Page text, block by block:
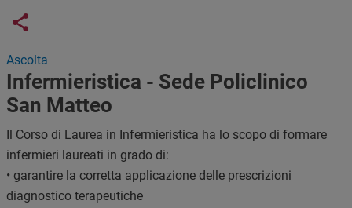
Links condivisione social
Share button
Ascolta
Infermieristica - Sede Policlinico
San Matteo
Il Corso di Laurea in Infermieristica ha lo scopo di formare
infermieri laureati in grado di:
• garantire la corretta applicazione delle prescrizioni
diagnostico terapeutiche